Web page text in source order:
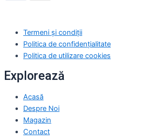
Termeni și condiții
Politica de confidențialitate
Politica de utilizare cookies
Explorează
Acasă
Despre Noi
Magazin
Contact